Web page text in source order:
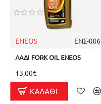
ENEOS ΕΝΣ-006
ΛΑΔΙ FORK OIL ENEOS
13,00€
ΚΑΛΆΘΙ